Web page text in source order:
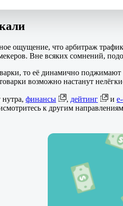
ощущение, что арбитраж
Вне всяких сомнений,
то её динамично
возможно настанут
финансы , дейтинг и
к другим